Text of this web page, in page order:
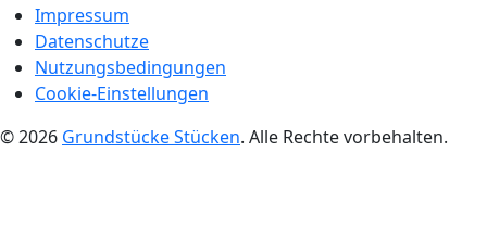
Impressum
Datenschutze
Nutzungsbedingungen
Cookie-Einstellungen
© 2026 Grundstücke Stücken. Alle Rechte vorbehalten.